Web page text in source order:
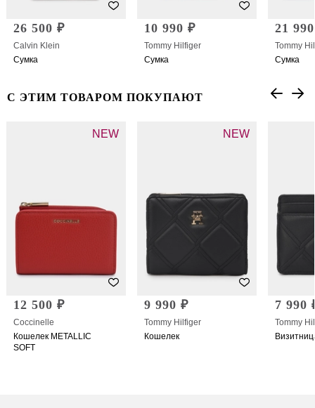
26 500 ₽
Calvin Klein
Сумка
10 990 ₽
Tommy Hilfiger
Сумка
21
Tommy
Сумка
С ЭТИМ ТОВАРОМ ПОКУПАЮТ
NEW
12 500 ₽
Coccinelle
Кошелек METALLIC
SOFT
NEW
9 990 ₽
Tommy Hilfiger
Кошелек
7 990
Tommy